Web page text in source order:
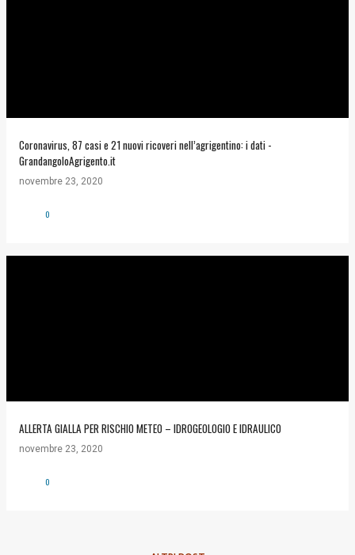
Coronavirus, 87 casi e 21 nuovi ricoveri nell’agrigentino: i dati -
GrandangoloAgrigento.it
novembre 23, 2020
0
ALLERTA GIALLA PER RISCHIO METEO – IDROGEOLOGIO E IDRAULICO
novembre 23, 2020
0